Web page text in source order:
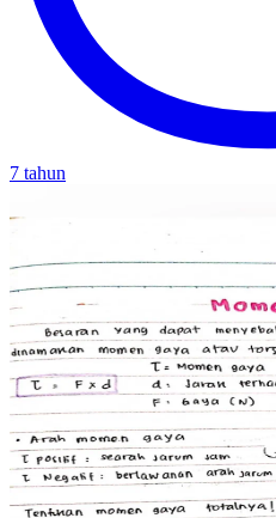
7 tahun